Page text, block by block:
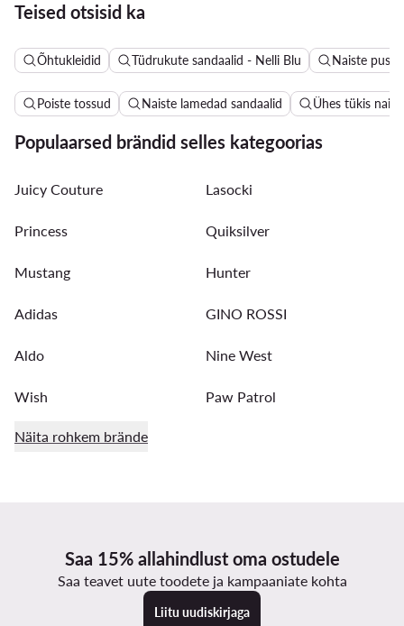
Teised otsisid ka
Õhtukleidid Tüdrukute sandaalid - Nelli Blu Naiste pusad
Poiste tossud Naiste lamedad sandaalid Ühes tükis
Populaarsed brändid selles kategoorias
Juicy Couture Lasocki
Princess Quiksilver
Mustang Hunter
Adidas GINO ROSSI
Aldo Nine West
Wish Paw Patrol
Näita rohkem brände
Saa 15% allahindlust oma ostudele
Saa teavet uute toodete ja kampaaniate kohta
Liitu uudiskirjaga